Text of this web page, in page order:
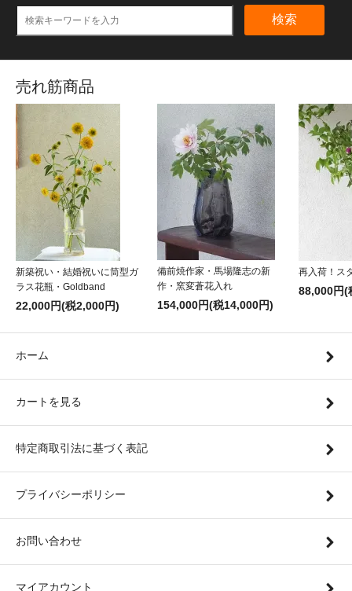
検索
売れ筋商品
新築祝い・結婚祝いに筒型ガ
ラス花瓶・Goldband
22,000円(税2,000円)
備前焼作家・馬場隆志の新
作・窯変蒼花入れ
154,000円(税14,000円)
再入荷！
88,000円(
ホーム
カートを見る
特定商取引法に基づく表記
プライバシーポリシー
お問い合わせ
マイアカウント